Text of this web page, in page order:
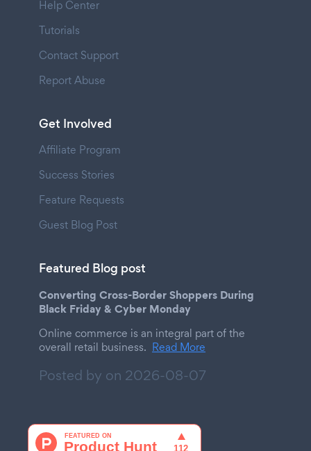
Help Center
Tutorials
Contact Support
Report Abuse
Get Involved
Affiliate Program
Success Stories
Feature Requests
Guest Blog Post
Featured Blog post
Converting Cross-Border Shoppers During
Black Friday & Cyber Monday
Online commerce is an integral part of the
overall retail business. Read More
Posted by on 2026-08-07